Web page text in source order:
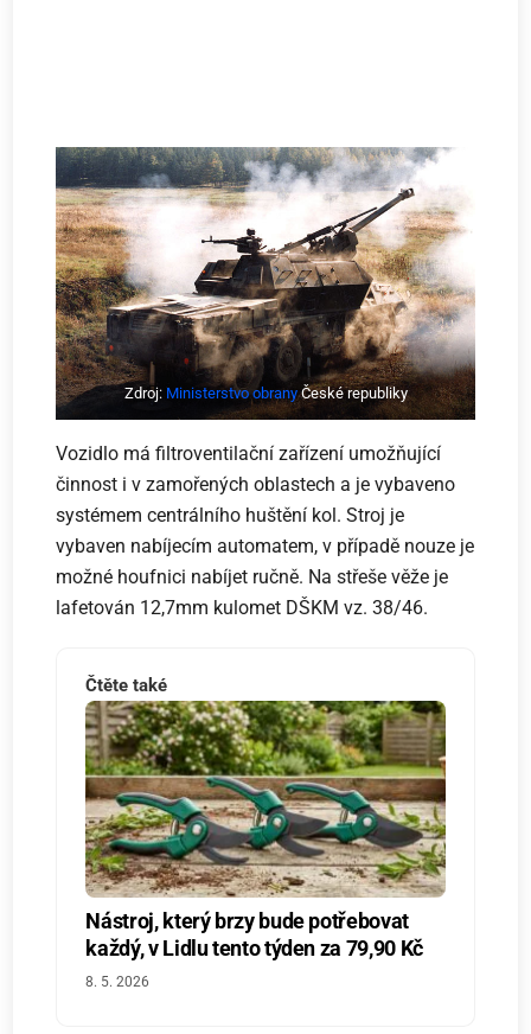
Zdroj: Ministerstvo obranyČeské republiky
Vozidlo má filtroventilační zařízení umožňující
činnost i v zamořených oblastech a je vybaveno
systémem centrálního huštění kol. Stroj je
vybaven nabíjecím automatem, v případě nouze je
možné houfnici nabíjet ručně. Na střeše věže je
lafetován 12,7mm kulomet DŠKM vz. 38/46.
Čtěte také
Nástroj, který brzy bude potřebovat
každý, v Lidlu tento týden za 79,90 Kč
8. 5. 2026